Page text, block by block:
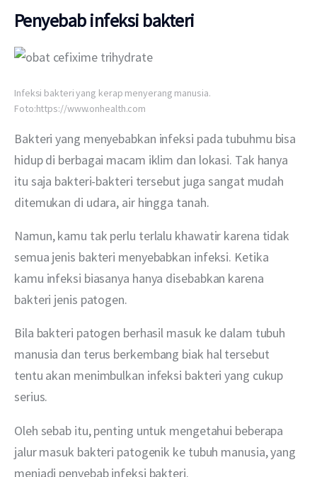
Penyebab infeksi bakteri
Infeksi bakteri yang kerap menyerang manusia.
Foto:https://www.onhealth.com
Bakteri yang menyebabkan infeksi pada tubuhmu bisa
hidup di berbagai macam iklim dan lokasi. Tak hanya
itu saja bakteri-bakteri tersebut juga sangat mudah
ditemukan di udara, air hingga tanah.
Namun, kamu tak perlu terlalu khawatir karena tidak
semua jenis bakteri menyebabkan infeksi. Ketika
kamu infeksi biasanya hanya disebabkan karena
bakteri jenis patogen.
Bila bakteri patogen berhasil masuk ke dalam tubuh
manusia dan terus berkembang biak hal tersebut
tentu akan menimbulkan infeksi bakteri yang cukup
serius.
Oleh sebab itu, penting untuk mengetahui beberapa
jalur masuk bakteri patogenik ke tubuh manusia, yang
menjadi penyebab infeksi bakteri.